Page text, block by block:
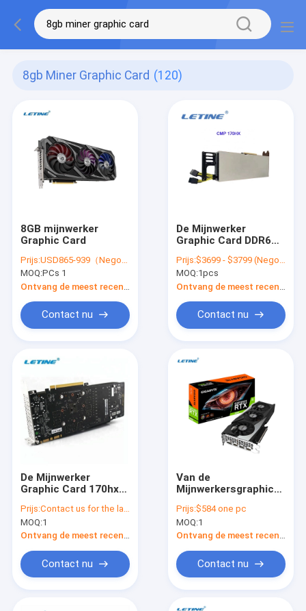
8gb Miner Graphic Card (120)
8GB mijnwerker
Graphic Card
Prijs:USD865-939（Negotiable）
MOQ:PCs 1
Contact nu
De Mijnwerker
Graphic Card DDR6
CMP 170HX 8GB
Prijs:$3699 - $3799 (Negotiable)
MOQ:1pcs
Contact nu
De Mijnwerker
Graphic Card 170hx
30hx van 8GB GPU
Prijs:Contact us for the latest price
MOQ:1
Contact nu
Van de
Mijnwerkersgraphic
ETH GIGABYTE
GeForce RTX 3060
GOKKEN OC 12G
Prijs:$584 one pc
MOQ:1
Contact nu